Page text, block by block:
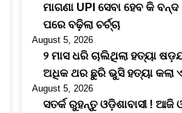
ମାଗଣା UPI ସେବା ହେବ କି
ପରେ ବଢ଼ିଲା ଚର୍ଚ୍ଚା
August 5, 2026
୨ ମାସ ଧରି ଚାଲିଥିଲା ହତ୍ୟା
ଅଧିକ ଥର ଛୁରି ଭୁସି ହତ୍ୟା କଲା
August 5, 2026
ସତର୍କ ରୁହନ୍ତୁ ଓଡ଼ିଶାବାସୀ ! ଆଜି